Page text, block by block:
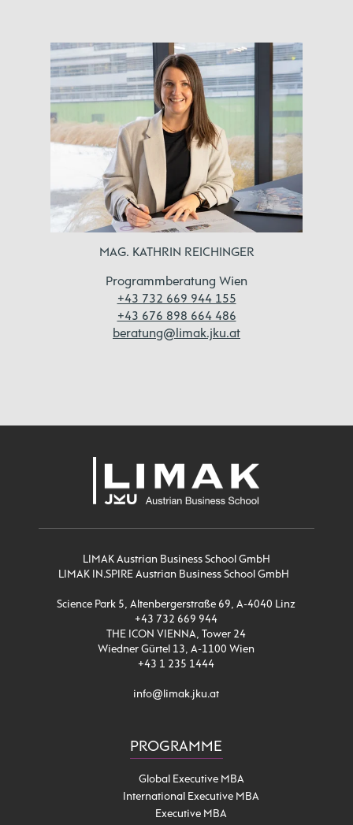
MAG. KATHRIN REICHINGER
Programmberatung Wien
+43 732 669 944 155
+43 676 898 664 486
beratung@limak.jku.at
LIMAK Austrian Business School GmbH
LIMAK IN.SPIRE Austrian Business School GmbH
Science Park 5, Altenbergerstraße 69, A-4040 Linz
+43 732 669 944
THE ICON VIENNA, Tower 24
Wiedner Gürtel 13, A-1100 Wien
+43 1 235 1444
info@limak.jku.at
PROGRAMME
Global Executive MBA
International Executive MBA
Executive MBA